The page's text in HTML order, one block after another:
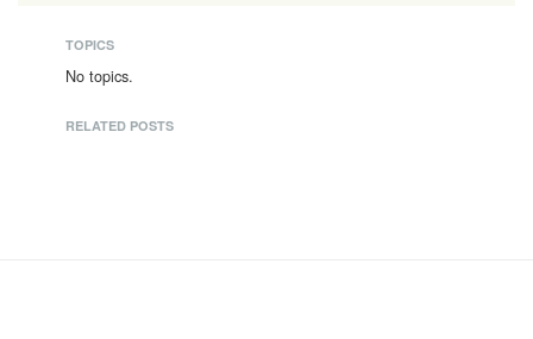
TOPICS
No topics.
RELATED POSTS